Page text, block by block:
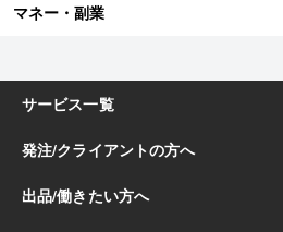
マネー・副業